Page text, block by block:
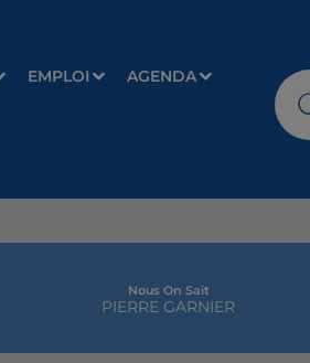
EMPLOI AGENDA
Nous On Sait
PIERRE GARNIER